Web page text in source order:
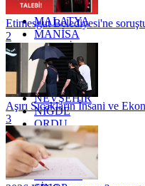
KİLİS
MALATYA
MANİSA
MARDİN
MERSİN
MUĞLA
MUŞ
NEVŞEHİR
NİĞDE
ORDU
OSMANİYE
RİZE
SAKARYA
SAMSUN
Etimesgut Belediyesi'ne
2
Aşırı Sıcakların İnsani ve
3